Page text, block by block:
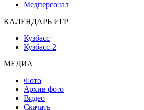
Медперсонал
КАЛЕНДАРЬ ИГР
Кузбасс
Кузбасс-2
МЕДИА
Фото
Архив фото
Видео
Скачать